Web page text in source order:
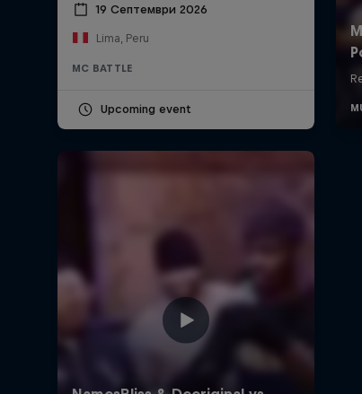
19 Септември 2026
Lima, Peru
MC BATTLE
Upcoming event